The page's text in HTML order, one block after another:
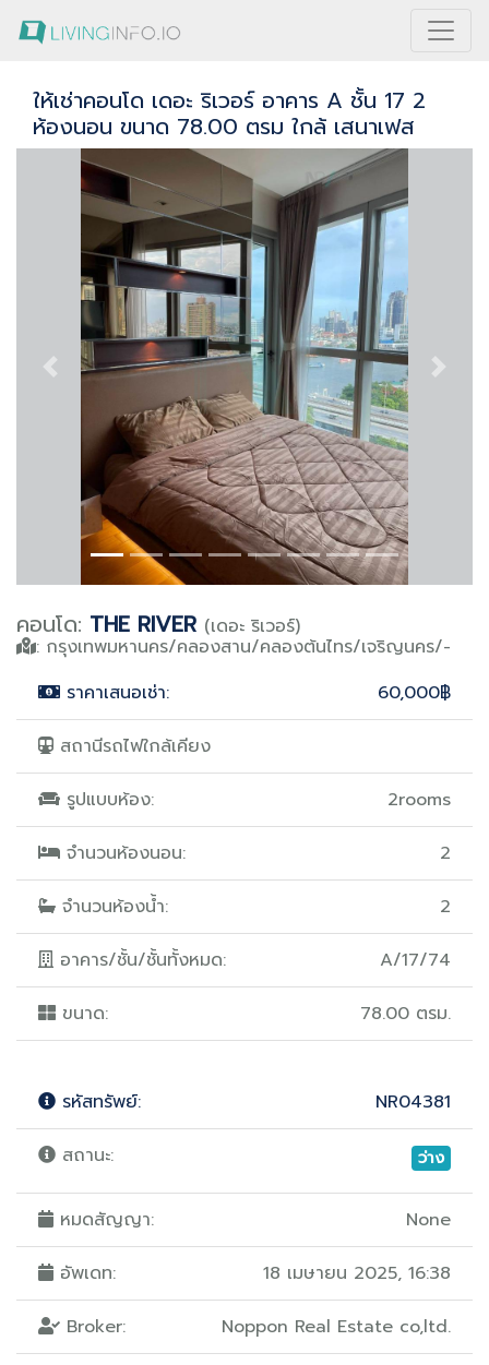
ให้เช่าคอนโด เดอะ ริเวอร์ อาคาร A ชั้น 17 2
ห้องนอน ขนาด 78.00 ตรม ใกล้ เสนาเฟส
Previous Next
คอนโด: THE RIVER (เดอะ ริเวอร์)
: กรุงเทพมหานคร/คลองสาน/คลองต้นไทร/เจริญนคร/-
ราคาเสนอเช่า:
60,000฿
สถานีรถไฟใกล้เคียง
รูปแบบห้อง: 2rooms
จำนวนห้องนอน: 2
จำนวนห้องน้ำ: 2
อาคาร/ชั้น/ชั้นทั้งหมด: A/17/74
ขนาด: 78.00 ตรม.
รหัสทรัพย์: NR04381
สถานะ: ว่าง
หมดสัญญา: None
อัพเดท: 18 เมษายน 2025, 16:38
Broker: Noppon Real Estate co,ltd.